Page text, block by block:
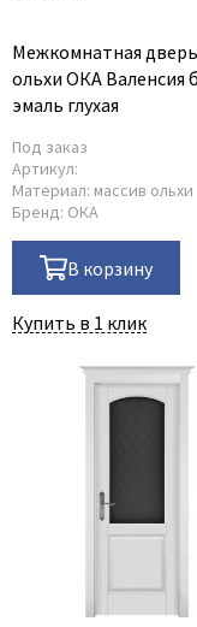
Межкомнатная
ольхи ОКА Валенсия
эмаль глухая
Под заказ
Артикул:
Материал: массив ольхи
Бренд: ОКА
В корзину
Купить в 1 клик